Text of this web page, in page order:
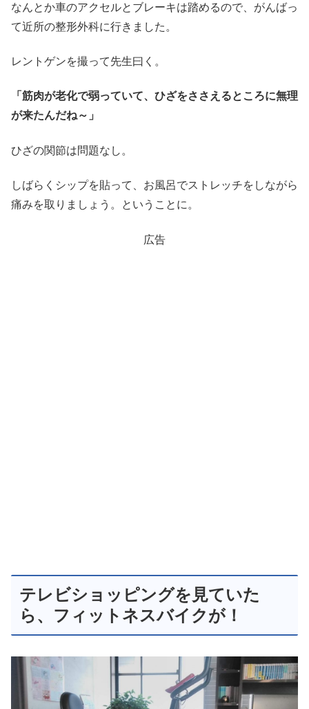
なんとか車のアクセルとブレーキは踏めるので、がんばっ
て近所の整形外科に行きました。
レントゲンを撮って先生曰く。
「筋肉が老化で弱っていて、ひざをささえるところに無理
が来たんだね～」
ひざの関節は問題なし。
しばらくシップを貼って、お風呂でストレッチをしながら
痛みを取りましょう。ということに。
広告
テレビショッピングを見ていた
ら、フィットネスバイクが！